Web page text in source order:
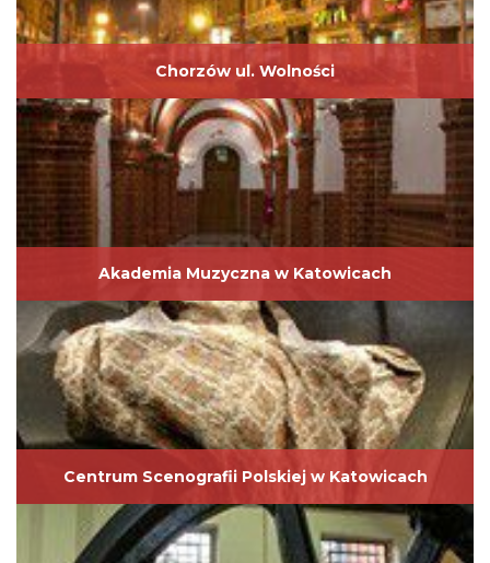
Chorzów ul. Wolności
Akademia Muzyczna w Katowicach
Centrum Scenografii Polskiej w Katowicach